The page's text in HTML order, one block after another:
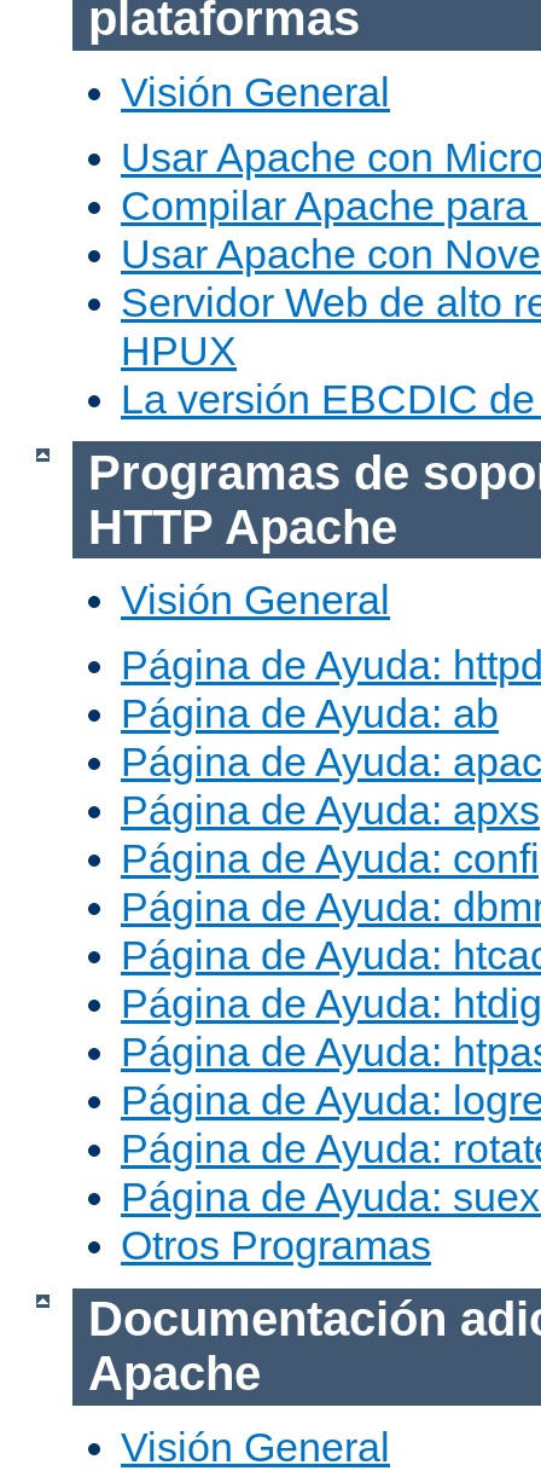
plataformas
Visión General
Usar Apache con
Compilar Apache
Usar Apache con
Servidor Web de alto
HPUX
La versión EBCDIC
Programas de
HTTP Apache
Visión General
Página de Ayuda:
Página de Ayuda: ab
Página de Ayuda:
Página de Ayuda: apxs
Página de Ayuda:
Página de Ayuda:
Página de Ayuda:
Página de Ayuda:
Página de Ayuda:
Página de Ayuda:
Página de Ayuda:
Página de Ayuda:
Otros Programas
Documentación
Apache
Visión General